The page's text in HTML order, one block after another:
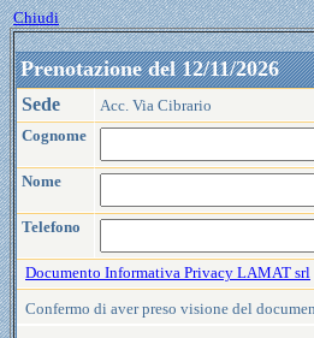
Chiudi
Prenotazione del 12/11/2026
Sede
Acc. Via Cibrario
Cognome
Nome
Telefono
Documento Informativa Privacy LAMAT srl
Confermo di aver preso visione del